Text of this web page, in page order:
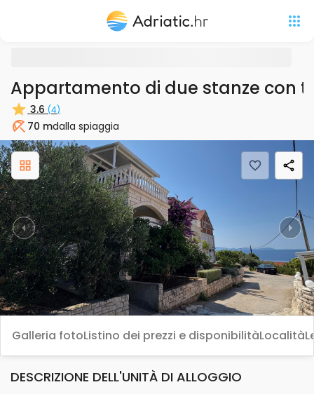
Appartamento di due stanze con
3.6 (4)
Spiaggia
70 mdalla spiaggia
Previous Next
Galleria fotoListino dei prezzi e disponibilitàLocalità
DESCRIZIONE DELL'UNITÀ DI ALLOGGIO